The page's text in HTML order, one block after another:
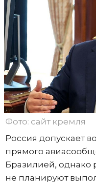
Фото: сайт кремля
Россия допускает
прямого
Бразилией, однако
не планируют